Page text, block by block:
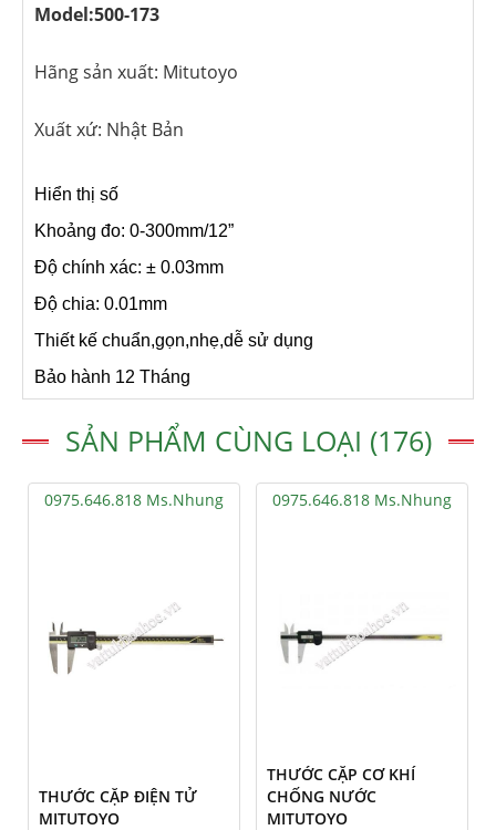
Model:500-173
Hãng sản xuất: Mitutoyo
Xuất xứ: Nhật Bản
Hiển thị số
Khoảng đo: 0-300mm/12”
Độ chính xác: ± 0.03mm
Độ chia: 0.01mm
Thiết kế chuẩn,gọn,nhẹ,dễ sử dụng
Bảo hành 12 Tháng
SẢN PHẨM CÙNG LOẠI (176)
0975.646.818 Ms.Nhung
THƯỚC CẶP ĐIỆN TỬ
MITUTOYO
0975.646.818 Ms.Nhung
THƯỚC CẶP CƠ KHÍ
CHỐNG NƯỚC
MITUTOYO